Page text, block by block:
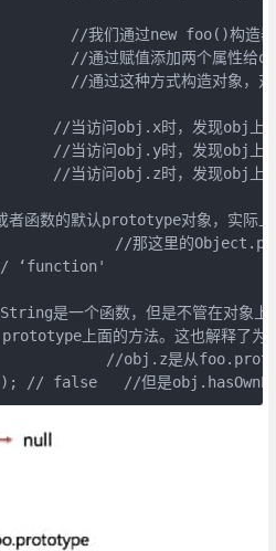
//我们通过new foo()构造器的
//通过赋值添加两个属性给
过这种方式构造对象，对象的
访问obj.x时，发现obj上有x
访问obj.y时，发现obj上有y
问obj.z时，发现obj上没有z属性
者函数的默认prototype对象，实
//那这里的
‘function'
是一个函数，但是不管在对象上
上面的方法。这也解释了为
//obj.z是从foo.prototype
false   //但是